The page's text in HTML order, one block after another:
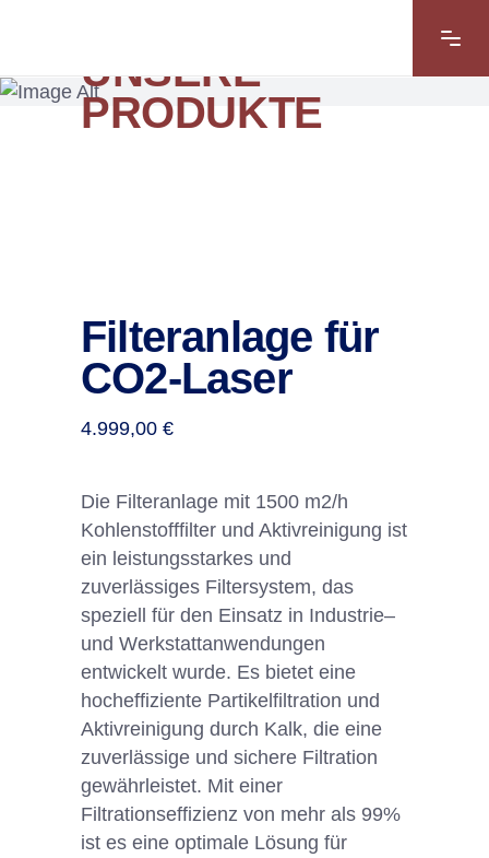
UNSERE
PRODUKTE
Filteranlage für
CO2-Laser
4.999,00 €
Die Filteranlage mit 1500 m2/h
Kohlenstofffilter und Aktivreinigung ist
ein leistungsstarkes und
zuverlässiges Filtersystem, das
speziell für den Einsatz in Industrie–
und Werkstattanwendungen
entwickelt wurde. Es bietet eine
hocheffiziente Partikelfiltration und
Aktivreinigung durch Kalk, die eine
zuverlässige und sichere Filtration
gewährleistet. Mit einer
Filtrationseffizienz von mehr als 99%
ist es eine optimale Lösung für